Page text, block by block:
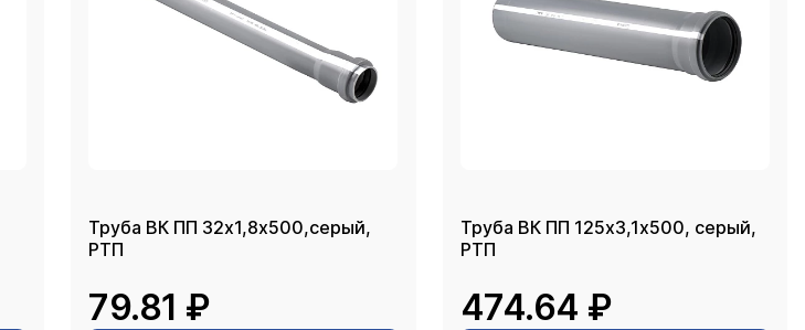
Труба ВК ПП 32х1,8х500,серый,
РТП
79.81 ₽
Труба ВК ПП 125х3,1х500, серый,
РТП
474.64 ₽